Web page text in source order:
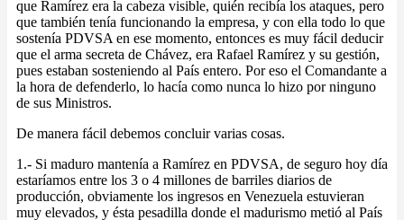
que Ramírez era la cabeza visible, quién recibía los ataques, pero
que también tenía funcionando la empresa, y con ella todo lo que
sostenía PDVSA en ese momento, entonces es muy fácil deducir
que el arma secreta de Chávez, era Rafael Ramírez y su gestión,
pues estaban sosteniendo al País entero. Por eso el Comandante a
la hora de defenderlo, lo hacía como nunca lo hizo por ninguno
de sus Ministros.
De manera fácil debemos concluir varias cosas.
1.- Si maduro mantenía a Ramírez en PDVSA, de seguro hoy día
estaríamos entre los 3 o 4 millones de barriles diarios de
producción, obviamente los ingresos en Venezuela estuvieran
muy elevados, y ésta pesadilla donde el madurismo metió al País